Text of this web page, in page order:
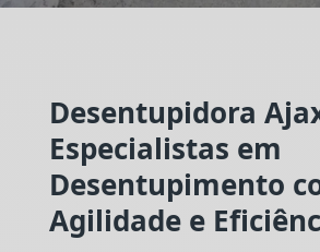
Desentupidora
Especialistas em
Desentupimento
Agilidade e